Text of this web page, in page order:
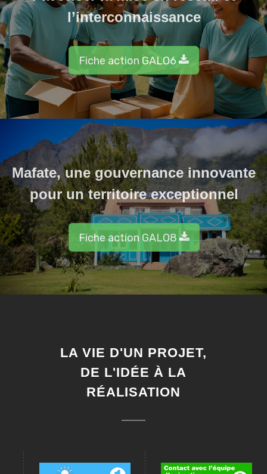
l’interconnaissance
Fiche action GALO6
Mafate, une gouvernance innovante
pour un territoire exceptionnel
Fiche action GALO8
LA VIE D'UN PROJET,
DE L'IDÉE À LA
RÉALISATION